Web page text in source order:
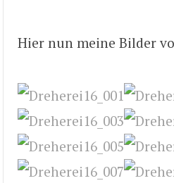
Hier nun meine Bilder